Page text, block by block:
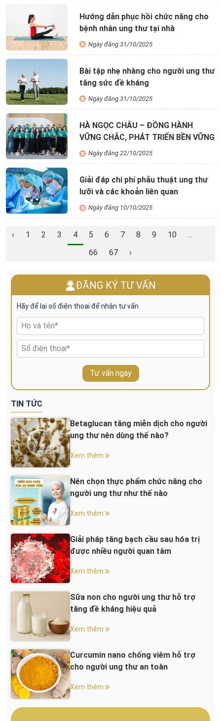
Hướng dẫn phục hồi chức năng cho
bệnh nhân ung thư tại nhà
Ngày đăng 31/10/2025
Bài tập nhẹ nhàng cho người ung thư
tăng sức đề kháng
Ngày đăng 31/10/2025
HÀ NGỌC CHÂU – ĐỒNG HÀNH
VỮNG CHẮC, PHÁT TRIỂN BỀN VỮNG
Ngày đăng 22/10/2025
Giải đáp chi phí phẫu thuật ung thư
lưỡi và các khoản liên quan
Ngày đăng 10/10/2025
‹ 1 2 3 4 5 6 7 8 9 10
...
66
67 ›
ĐĂNG KÝ TƯ VẤN
Hãy để lại số điện thoại để nhận tư vấn
Tư vấn ngay
TIN TỨC
Betaglucan tăng miễn dịch cho người
ung thư nên dùng thế nào?
Xem thêm
Nên chọn thực phẩm chức năng cho
người ung thư như thế nào
Xem thêm
Giải pháp tăng bạch cầu sau hóa trị
được nhiều người quan tâm
Xem thêm
Sữa non cho người ung thư hỗ trợ
tăng đề kháng hiệu quả
Xem thêm
Curcumin nano chống viêm hỗ trợ
cho người ung thư an toàn
Xem thêm